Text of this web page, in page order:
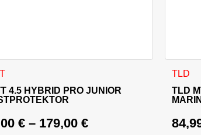
können auf der Produktseite gewählt
4.5 HYBRID PRO JUNIOR
€ – 179,00 €
Produkt weist mehrere Varianten auf. DieTLD
TLD